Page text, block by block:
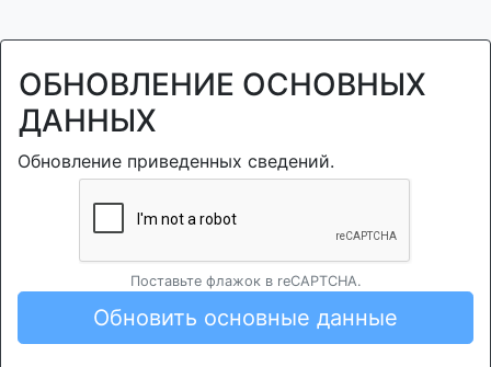
ОБНОВЛЕНИЕ ОСНОВНЫХ
ДАННЫХ
Обновление приведенных сведений.
Поставьте флажок в reCAPTCHA.
Обновить основные данные